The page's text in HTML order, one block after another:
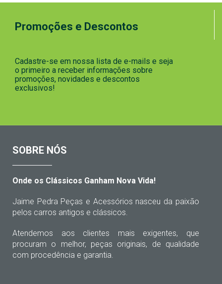
Promoções e Descontos
Cadastre-se em nossa lista de e-mails e seja
o primeiro a receber informações sobre
promoções, novidades e descontos
exclusivos!
SOBRE NÓS
Onde os Clássicos Ganham Nova Vida!
Jaime Pedra Peças e Acessórios nasceu da paixão
pelos carros antigos e clássicos.
Atendemos aos clientes mais exigentes, que
procuram o melhor, peças originais, de qualidade
com procedência e garantia.